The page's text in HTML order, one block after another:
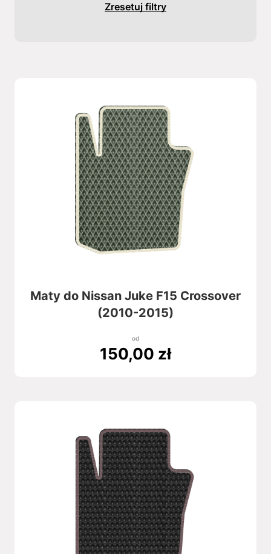
Zresetuj filtry
Maty do Nissan Juke F15 Crossover
(2010-2015)
od
150,00 zł